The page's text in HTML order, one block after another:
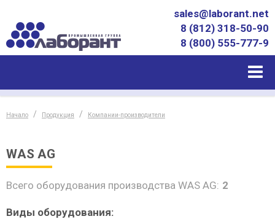
sales@laborant.net
8 (812) 318-50-90
8 (800) 555-777-9
Начало Продукция Компании-производители
WAS AG
Всего оборудования производства WAS AG: 2
Виды оборудования: